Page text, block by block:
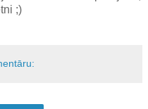
;)